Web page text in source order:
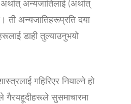
अन्यजातिलाई (अर्थात्
ती अन्यजातिहरूप्रति दया
डाही तुल्याउनुभयो
गहिरिएर नियाल्ने हो
गैरयहूदीहरूले सुसमाचारमा